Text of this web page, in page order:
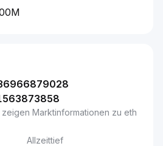
Marktinformationen zu eth
Allzeittief